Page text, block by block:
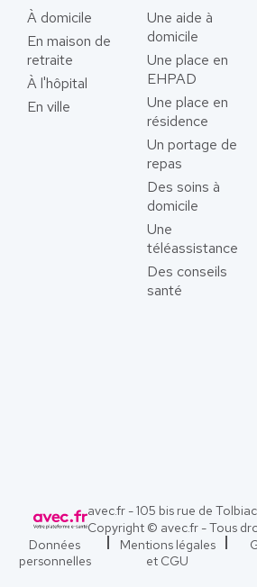
À domicile
En maison de
retraite
À l'hôpital
En ville
Une aide à
domicile
Une place en
EHPAD
Une place en
résidence
Un portage de
repas
Des soins à
domicile
Une
téléassistance
Des conseils
santé
avec.fr - 105 bis rue de
Copyright © avec.fr - Tous
Données
personnelles
Mentions légales
et CGU